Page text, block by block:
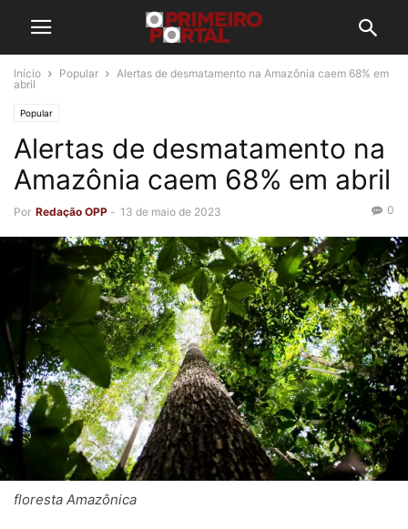
Início Popular
Alertas de desmatamento na Amazônia caem 68% em
abril
Popular
Alertas de desmatamento na
Amazônia caem 68% em abril
Por Redação OPP - 13 de maio de 2023 0
floresta Amazônica